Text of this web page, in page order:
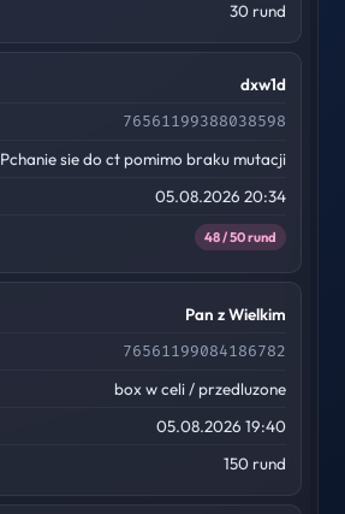
30 rund
dxw1d
76561199388038598
Pchanie sie do ct pomimo braku mutacji
05.08.2026 20:34
48 / 50 rund
Pan z Wielkim
76561199084186782
box w celi / przedluzone
05.08.2026 19:40
150 rund